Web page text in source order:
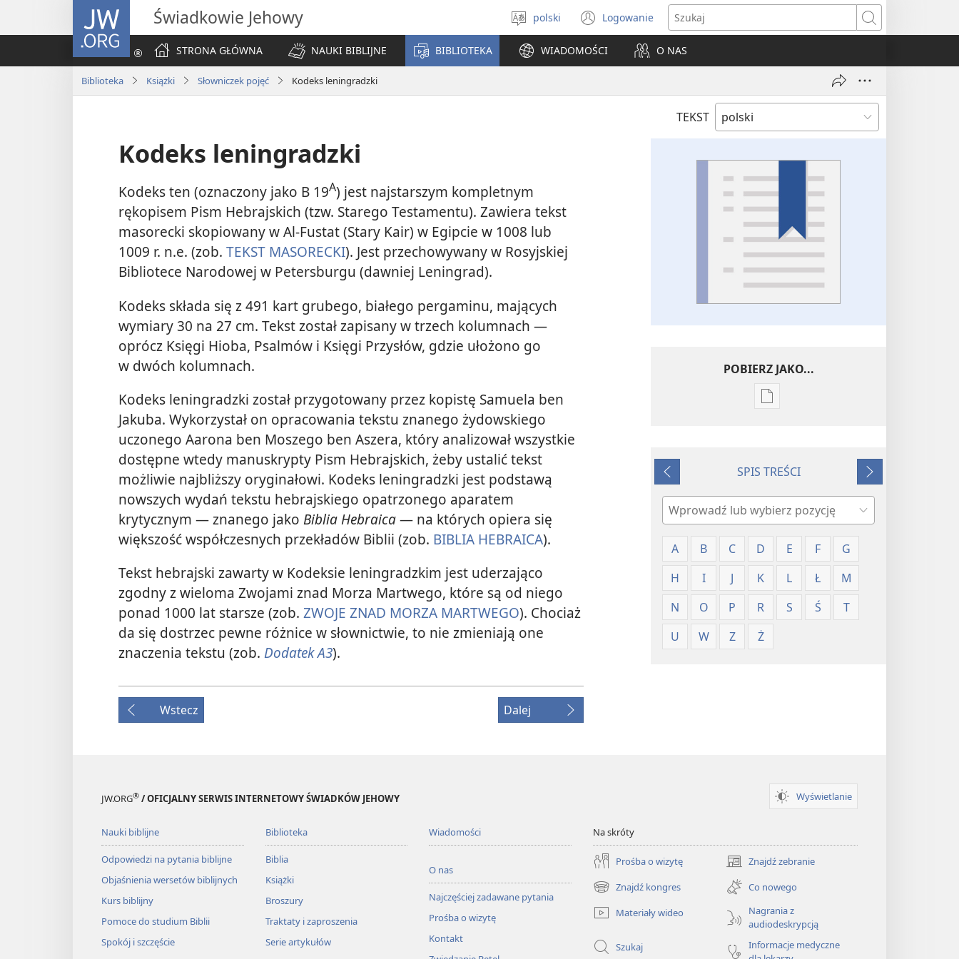
JW.ORG Świadkowie Jehowy
Wybór
języka
polski Logowanie
(opens
new
window)
Szukaj
STRONA GŁÓWNA
NAUKI BIBLIJNE BIBLIOTEKA WIADOMOŚCI O NAS
Biblioteka Książki Słowniczek pojęć Kodeks leningradzki
TEKST
Kodeks leningradzki
Kodeks ten (oznaczony jako B 19A) jest najstarszym kompletnym
rękopisem Pism Hebrajskich (tzw. Starego Testamentu). Zawiera tekst
masorecki skopiowany w Al-Fustat (Stary Kair) w Egipcie w 1008 lub
1009 r. n.e. (zob. TEKST MASORECKI). Jest przechowywany w Rosyjskiej
Bibliotece Narodowej w Petersburgu (dawniej Leningrad).
Kodeks składa się z 491 kart grubego, białego pergaminu, mających
wymiary 30 na 27 cm. Tekst został zapisany w trzech kolumnach —
oprócz Księgi Hioba, Psalmów i Księgi Przysłów, gdzie ułożono go
w dwóch kolumnach.
Kodeks leningradzki został przygotowany przez kopistę Samuela ben
Jakuba. Wykorzystał on opracowania tekstu znanego żydowskiego
uczonego Aarona ben Moszego ben Aszera, który analizował wszystkie
dostępne wtedy manuskrypty Pism Hebrajskich, żeby ustalić tekst
możliwie najbliższy oryginałowi. Kodeks leningradzki jest podstawą
nowszych wydań tekstu hebrajskiego opatrzonego aparatem
krytycznym — znanego jako Biblia Hebraica— na których opiera się
większość współczesnych przekładów Biblii (zob. BIBLIA HEBRAICA).
Tekst hebrajski zawarty w Kodeksie leningradzkim jest uderzająco
zgodny z wieloma Zwojami znad Morza Martwego, które są od niego
ponad 1000 lat starsze (zob. ZWOJE ZNAD MORZA MARTWEGO). Chociaż
da się dostrzec pewne różnice w słownictwie, to nie zmieniają one
znaczenia tekstu (zob. Dodatek A3).
Wstecz Dalej
POBIERZ JAKO...
Ustawienia
Słowniczek
Wstecz
SPIS TREŚCI
Dalej
Szukaj
A
B C D E F
G
H
I J K L Ł
M
N
O P R S Ś
T
U
W Z Ż
JW.ORG® / OFICJALNY SERWIS INTERNETOWY ŚWIADKÓW JEHOWY Wyświetlanie
Nauki biblijne
Odpowiedzi na pytania biblijne
Objaśnienia wersetów biblijnych
Kurs biblijny
Pomoce do studium Biblii
Spokój i szczęście
Biblioteka
Biblia
Książki
Broszury
Traktaty i zaproszenia
Serie artykułów
Wiadomości
O nas
Najczęściej zadawane pytania
Prośba o wizytę
Kontakt
Na skróty
Prośba o wizytę Znajdź zebranie
(opens
new
window)
Znajdź kongres
(opens
new
window)
Co nowego
Materiały wideo
Nagrania z
audiodeskrypcją
Szukaj
Informacje medyczne